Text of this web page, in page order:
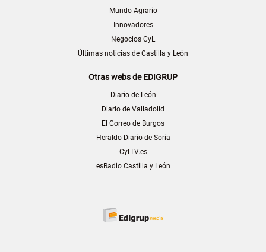
Mundo Agrario
Innovadores
Negocios CyL
Últimas noticias de Castilla y León
Otras webs de EDIGRUP
Diario de León
Diario de Valladolid
El Correo de Burgos
Heraldo-Diario de Soria
CyLTV.es
esRadio Castilla y León